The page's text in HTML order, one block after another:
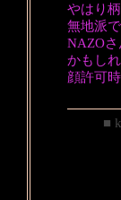
やはり
無地派
NAZOさ
かもし
顔許可
■